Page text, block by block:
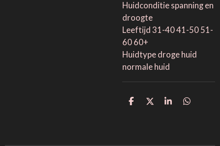
Huidconditie spanning en
droogte
Leeftijd 31-40 41-50 51-
60 60+
Huidtype droge huid
normale huid
D
D
S
D